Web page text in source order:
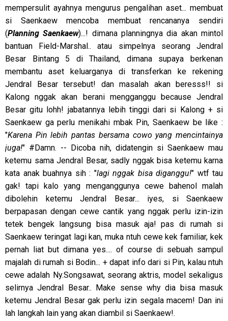
mempersulit ayahnya mengurus pengalihan aset... membuat
si Saenkaew mencoba membuat rencananya sendiri
(Planning Saenkaew)...! dimana planningnya dia akan mintol
bantuan Field-Marshal.. atau simpelnya seorang Jendral
Besar Bintang 5 di Thailand, dimana supaya berkenan
membantu aset keluarganya di transferkan ke rekening
Jendral Besar tersebut! dan masalah akan beresss!! si
Kalong nggak akan berani mengganggu because Jendral
Besar gitu lohh! jabatannya lebih tinggi dari si Kalong + si
Saenkaew ga perlu menikahi mbak Pin, Saenkaew be like :
"Karena Pin lebih pantas bersama cowo yang mencintainya
juga!" #Damn. -- Dicoba nih, didatengin si Saenkaew mau
ketemu sama Jendral Besar, sadly nggak bisa ketemu karna
kata anak buahnya sih : "lagi nggak bisa diganggu!" wtf tau
gak! tapi kalo yang menganggunya cewe bahenol malah
dibolehin ketemu Jendral Besar... iyes, si Saenkaew
berpapasan dengan cewe cantik yang nggak perlu izin-izin
tetek bengek langsung bisa masuk aja! pas di rumah si
Saenkaew teringat lagi kan, muka ntuh cewe kek familiar, kek
pernah liat but dimana yes.... of course di sebuah sampul
majalah di rumah si Bodin... + dapat info dari si Pin, kalau ntuh
cewe adalah Ny.Songsawat, seorang aktris, model sekaligus
selirnya Jendral Besar.. Make sense why dia bisa masuk
ketemu Jendral Besar gak perlu izin segala macem! Dan ini
lah langkah lain yang akan diambil si Saenkaew!.